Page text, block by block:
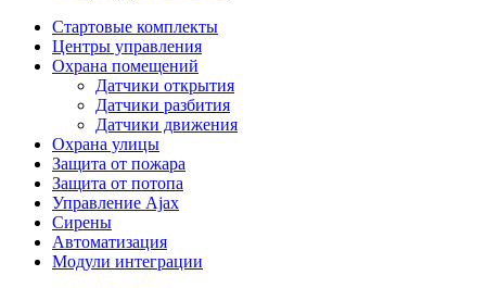
Стартовые комплекты
Центры управления
Охрана помещений
Датчики открытия
Датчики разбития
Датчики движения
Охрана улицы
Защита от пожара
Защита от потопа
Управление Ajax
Сирены
Автоматизация
Модули интеграции